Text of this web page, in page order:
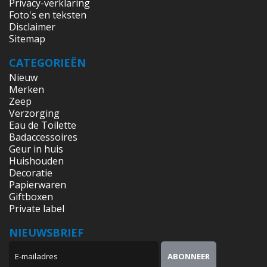
Privacy-verklaring
Foto's en teksten
Disclaimer
Sitemap
CATEGORIEËN
Nieuw
Merken
Zeep
Verzorging
Eau de Toilette
Badaccessoires
Geur in huis
Huishouden
Decoratie
Papierwaren
Giftboxen
Private label
NIEUWSBRIEF